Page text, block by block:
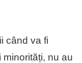
când va fi
nu au